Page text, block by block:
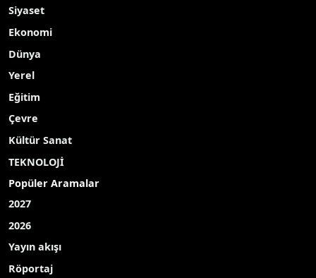
Siyaset
Ekonomi
Dünya
Yerel
Eğitim
Çevre
Kültür Sanat
TEKNOLOJİ
Popüler Aramalar
2027
2026
Yayın akışı
Röportaj